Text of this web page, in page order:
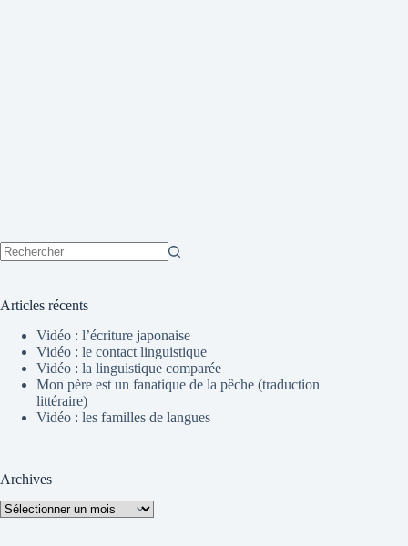
Articles récents
Vidéo : l’écriture japonaise
Vidéo : le contact linguistique
Vidéo : la linguistique comparée
Mon père est un fanatique de la pêche (traduction
littéraire)
Vidéo : les familles de langues
Archives
Archives